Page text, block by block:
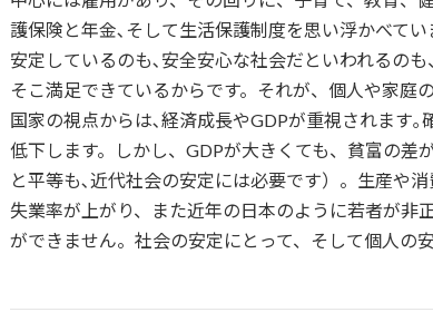
護保険と年金､そして生活保護制度を思い浮かべて
安定しているのも､安全安心な社会だといわれるの
そこ満足できているからです。それが、個人や家庭
国家の視点からは､経済成長やGDPが重視されます
低下します。しかし、GDPが大きくても、貧富の差
と平等も､近代社会の安定には必要です）。生産や
失業率が上がり、また近年の日本のように若者が非
ができません。社会の安定にとって、そして個人の